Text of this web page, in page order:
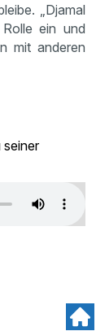
„Djamal
ein und
mit anderen
seiner